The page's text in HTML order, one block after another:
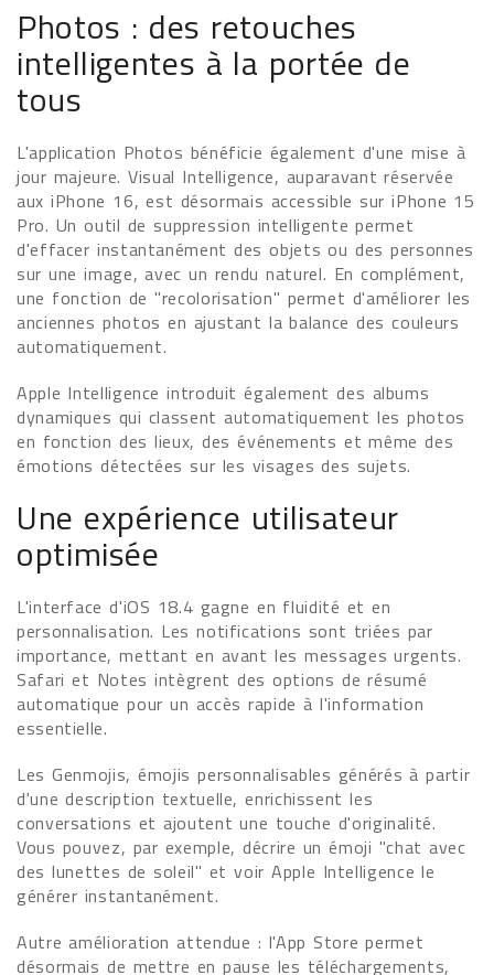
Photos : des retouches
intelligentes à la portée de
tous
L'application Photos bénéficie également d'une mise à
jour majeure. Visual Intelligence, auparavant réservée
aux iPhone 16, est désormais accessible sur iPhone 15
Pro. Un outil de suppression intelligente permet
d'effacer instantanément des objets ou des personnes
sur une image, avec un rendu naturel. En complément,
une fonction de "recolorisation" permet d'améliorer les
anciennes photos en ajustant la balance des couleurs
automatiquement.
Apple Intelligence introduit également des albums
dynamiques qui classent automatiquement les photos
en fonction des lieux, des événements et même des
émotions détectées sur les visages des sujets.
Une expérience utilisateur
optimisée
L'interface d'iOS 18.4 gagne en fluidité et en
personnalisation. Les notifications sont triées par
importance, mettant en avant les messages urgents.
Safari et Notes intègrent des options de résumé
automatique pour un accès rapide à l'information
essentielle.
Les Genmojis, émojis personnalisables générés à partir
d'une description textuelle, enrichissent les
conversations et ajoutent une touche d'originalité.
Vous pouvez, par exemple, décrire un émoji "chat avec
des lunettes de soleil" et voir Apple Intelligence le
générer instantanément.
Autre amélioration attendue : l'App Store permet
désormais de mettre en pause les téléchargements,